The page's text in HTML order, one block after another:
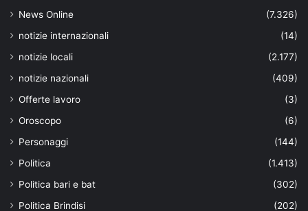
News Online
(7.326)
notizie internazionali
(14)
notizie locali
(2.177)
notizie nazionali
(409)
Offerte lavoro
(3)
Oroscopo
(6)
Personaggi
(144)
Politica
(1.413)
Politica bari e bat
(302)
Politica Brindisi
(202)